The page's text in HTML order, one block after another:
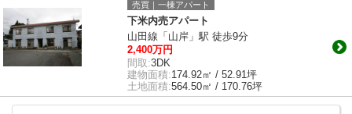
売買｜一棟アパート
下米内売アパート
山田線「山岸」駅 徒歩9分
2,400万円
間取:3DK
建物面積:174.92㎡ / 52.91坪
土地面積:564.50㎡ / 170.76坪